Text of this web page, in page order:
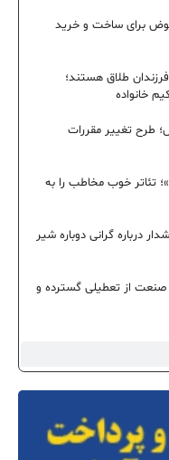
بلاعوض برای ساخت و خرید
طلاق هستند؛
خانواده
طرح تغییر مقررات
تئاتر خوب مخاطب را به
درباره گرانی دوباره شیر
صنعت از تعطیلی گسترده و